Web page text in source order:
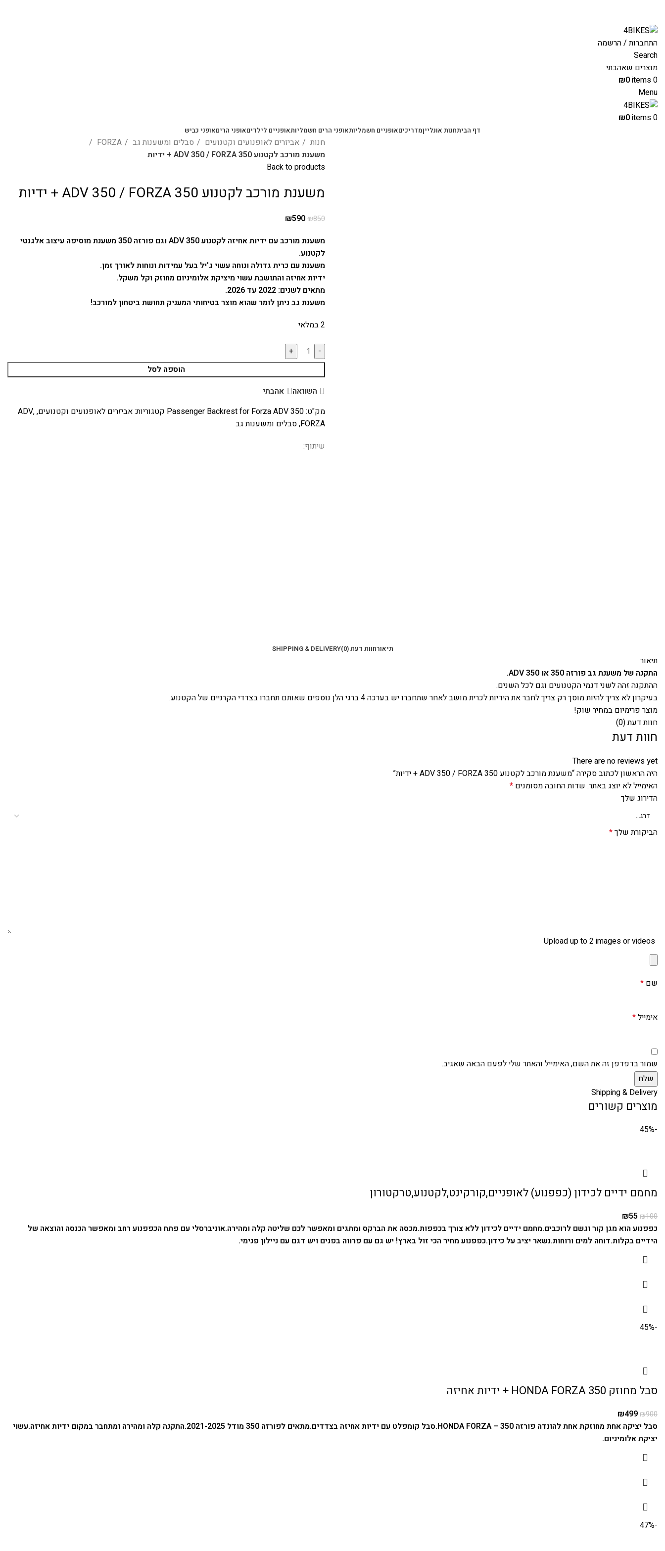
התחברות / הרשמה
Search
מוצרים שאהבתי
0
items
₪0
Menu
0
items
₪0
דף הביתחנות אונלייןמדריכיםאופניים חשמליותאופני הרים חשמליותאופניים לילדיםאופני הריםאופני כביש
חנות אביזרים לאופנועים וקטנועים סבלים ומשענות גב
FORZA
משענת מורכב לקטנוע ADV 350 / FORZA 350 + ידיות
Back to products
משענת מורכב לקטנוע ADV 350 / FORZA 350 + ידיות
₪850
₪590
משענת מורכב עם ידיות אחיזה לקטנוע ADV 350 וגם פורזה 350 משענת מוסיפה עיצוב אלגנטי
לקטנוע.
משענת עם כרית גדולה ונוחה עשוי ג'יל בעל עמידות ונוחות לאורך זמן.
ידיות אחיזה והתושבת עשוי מיציקת אלומיניום מחוזק וקל משקל.
מתאים לשנים: 2022 עד 2026.
משענת גב ניתן לומר שהוא מוצר בטיחותי המעניק תחושת ביטחון למורכב!
2 במלאי
הוספה לסל
השוואה
אהבתי
מק"ט:Passenger Backrest for Forza ADV 350 קטגוריות:אביזרים לאופנועים וקטנועים,
ADV,
FORZA
,סבלים ומשענות גב
שיתוף:
תיאורחוות דעת (0) SHIPPING & DELIVERY
תיאור
התקנה של משענת גב פורזה 350 או ADV 350.
ההתקנה זהה לשני דגמי הקטנועים וגם לכל השנים.
בעיקרון לא צריך להיות מוסך רק צריך לחבר את הידיות לכרית מושב לאחר שתחברו יש בערכה 4 ברגי הלן נוספים שאותם תחברו בצדדי הקרניים של הקטנוע.
מוצר פרימיום במחיר שוק!
חוות דעת (0)
חוות דעת
There are no reviews yet
היה הראשון לכתוב סקירה “משענת מורכב לקטנוע ADV 350 / FORZA 350 + ידיות”
האימייל לא יוצג באתר. שדות החובה מסומנים *
הדירוג שלך
הביקורת שלך*
Upload up to 2 images or videos
שם *
אימייל*
שמור בדפדפן זה את השם, האימייל והאתר שלי לפעם הבאה שאגיב.
Shipping & Delivery
מוצרים קשורים
-45%
מחמם ידיים לכידון (כפפנוע) לאופניים,קורקינט,לקטנוע,טרקטורון
₪100
₪55
כפפנוע הוא מגן קור וגשם לרוכבים.מחמם ידיים לכידון ללא צורך בכפפות.מכסה את הברקס ומתגים ומאפשר לכם שליטה קלה ומהירה.אוניברסלי עם פתח הכפפנוע רחב ומאפשר הכנסה והוצאה של
הידיים בקלות.דוחה למים ורוחות.נשאר יציב על כידון.כפפנוע מחיר הכי זול בארץ! יש גם עם פרווה בפנים ויש דגם עם ניילון פנימי.
-45%
סבל מחוזק HONDA FORZA 350 + ידיות אחיזה
₪900
₪499
סבל יציקה אחת מחוזקת אחת להונדה פורזה 350 – HONDA FORZA.
סבל קומפלט עם ידיות אחיזה בצדדים.מתאים לפורזה 350 מודל 2021-2025. התקנה קלה ומהירה ומתחבר במקום ידיות אחיזה.עשוי
יציקת אלומיניום.
-47%